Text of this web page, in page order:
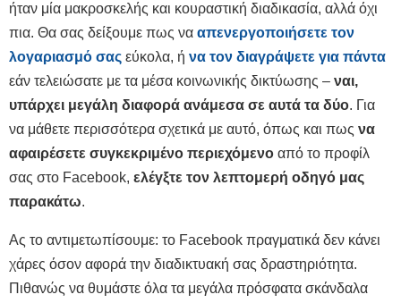
ήταν μία μακροσκελής και κουραστική διαδικασία, αλλά όχι
πια. Θα σας δείξουμε πως να απενεργοποιήσετε τον
λογαριασμό σας εύκολα, ή να τον διαγράψετε για πάντα
εάν τελειώσατε με τα μέσα κοινωνικής δικτύωσης – ναι,
υπάρχει μεγάλη διαφορά ανάμεσα σε αυτά τα δύο. Για
να μάθετε περισσότερα σχετικά με αυτό, όπως και πως να
αφαιρέσετε συγκεκριμένο περιεχόμενο από το προφίλ
σας στο Facebook, ελέγξτε τον λεπτομερή οδηγό μας
παρακάτω.
Ας το αντιμετωπίσουμε: το Facebook πραγματικά δεν κάνει
χάρες όσον αφορά την διαδικτυακή σας δραστηριότητα.
Πιθανώς να θυμάστε όλα τα μεγάλα πρόσφατα σκάνδαλα